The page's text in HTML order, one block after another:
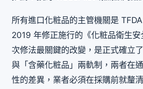
所有進口化粧品的主管機關是
2019 年修正施行的《化粧品衛生
次修法最關鍵的改變，是正式確立了
與「含藥化粧品」兩軌制，兩者在
性的差異，業者必須在採購前就釐